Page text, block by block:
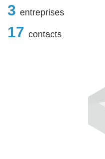
3 entreprises
17 contacts